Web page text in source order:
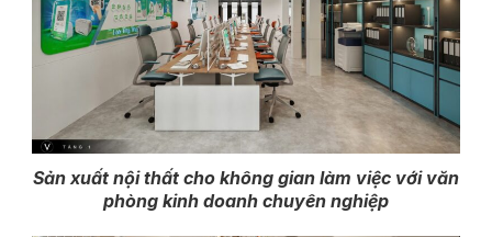
Sản xuất nội thất cho không gian làm việc với văn
phòng kinh doanh chuyên nghiệp